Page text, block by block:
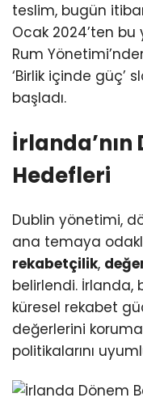
teslim, bugün
Ocak 2024’ten bu
Rum
‘Birlik içinde güç’
başladı.
İrlanda’nın
Hedefleri
Dublin yönetimi,
ana temaya
rekabetçilik,
belirlendi. İrlanda,
küresel rekabet
değerlerini
politikalarını